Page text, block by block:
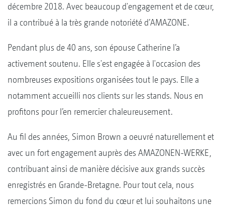
décembre 2018. Avec beaucoup d'engagement et de cœur,
il a contribué à la très grande notoriété d’AMAZONE.
Pendant plus de 40 ans, son épouse Catherine l’a
activement soutenu. Elle s'est engagée à l'occasion des
nombreuses expositions organisées tout le pays. Elle a
notamment accueilli nos clients sur les stands. Nous en
profitons pour l’en remercier chaleureusement.
Au fil des années, Simon Brown a oeuvré naturellement et
avec un fort engagement auprès des AMAZONEN-WERKE,
contribuant ainsi de manière décisive aux grands succès
enregistrés en Grande-Bretagne. Pour tout cela, nous
remercions Simon du fond du cœur et lui souhaitons une